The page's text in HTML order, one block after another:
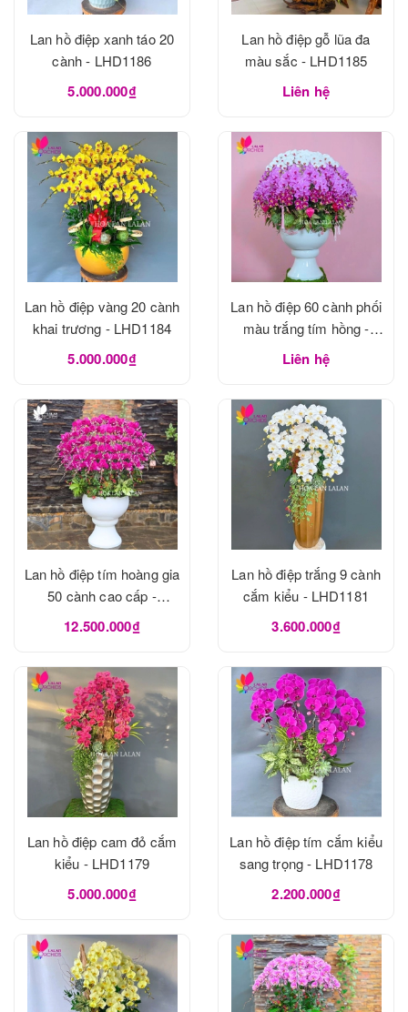
Lan hồ điệp xanh táo 20
cành - LHD1186
5.000.000₫
Lan hồ điệp gỗ lũa đa
màu sắc - LHD1185
Liên hệ
Lan hồ điệp vàng 20 cành
khai trương - LHD1184
5.000.000₫
Lan hồ điệp 60 cành phối
màu trắng tím hồng -
LHD1183
Liên hệ
Lan hồ điệp tím hoàng gia
50 cành cao cấp -
LHD1182
12.500.000₫
Lan hồ điệp trắng 9 cành
cắm kiểu - LHD1181
3.600.000₫
Lan hồ điệp cam đỏ cắm
kiểu - LHD1179
5.000.000₫
Lan hồ điệp tím cắm kiểu
sang trọng - LHD1178
2.200.000₫